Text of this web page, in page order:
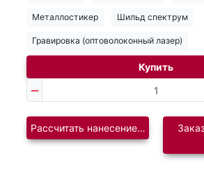
Металлостикер Шильд спектрум
Гравировка (оптоволоконный лазер)
Купить
Рассчитать нанесение логотипа